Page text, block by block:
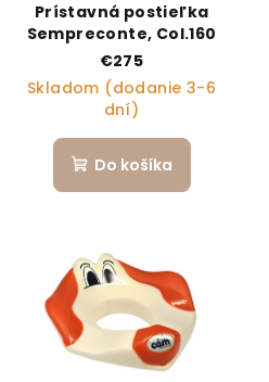
Prístavná postieľka
Sempreconte, Col.160
€275
Skladom (dodanie 3-6
dní)
Do košíka